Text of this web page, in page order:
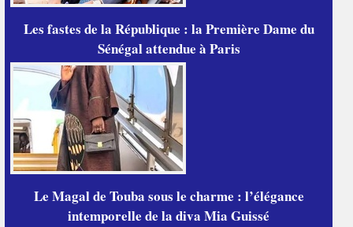
Les fastes de la République : la Première Dame du
Sénégal attendue à Paris
Le Magal de Touba sous le charme : l’élégance
intemporelle de la diva Mia Guissé